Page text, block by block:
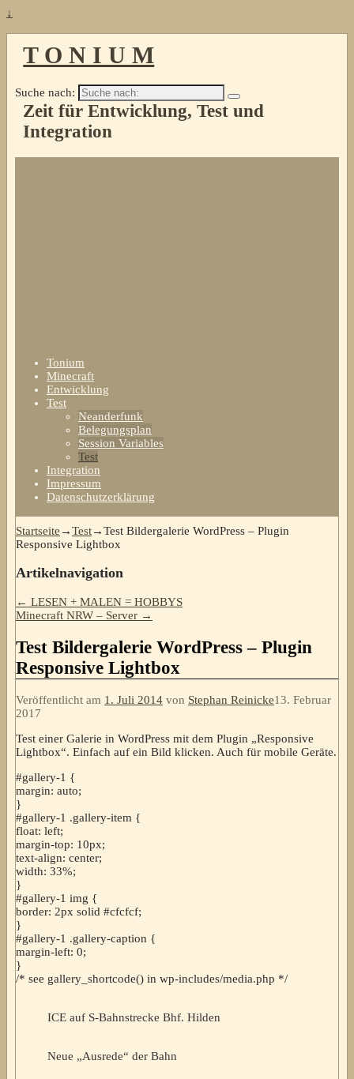
↓
T O N I U M
Suche nach:
Zeit für Entwicklung, Test und
Integration
Tonium
Minecraft
Entwicklung
Test
Neanderfunk
Belegungsplan
Session Variables
Test
Integration
Impressum
Datenschutzerklärung
Startseite →Test→Test Bildergalerie WordPress – Plugin
Responsive Lightbox
Artikelnavigation
← LESEN + MALEN = HOBBYS
Minecraft NRW – Server →
Test Bildergalerie WordPress – Plugin
Responsive Lightbox
Veröffentlicht am 1. Juli 2014 von Stephan Reinicke13. Februar
2017
Test einer Galerie in WordPress mit dem Plugin „Responsive
Lightbox“. Einfach auf ein Bild klicken. Auch für mobile Geräte.
#gallery-1 {
margin: auto;
}
#gallery-1 .gallery-item {
float: left;
margin-top: 10px;
text-align: center;
width: 33%;
}
#gallery-1 img {
border: 2px solid #cfcfcf;
}
#gallery-1 .gallery-caption {
margin-left: 0;
}
/* see gallery_shortcode() in wp-includes/media.php */
ICE auf S-Bahnstrecke Bhf. Hilden
Neue „Ausrede“ der Bahn